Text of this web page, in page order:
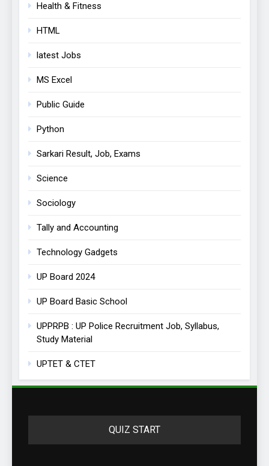
Health & Fitness
HTML
latest Jobs
MS Excel
Public Guide
Python
Sarkari Result, Job, Exams
Science
Sociology
Tally and Accounting
Technology Gadgets
UP Board 2024
UP Board Basic School
UPPRPB : UP Police Recruitment Job, Syllabus,
Study Material
UPTET & CTET
QUIZ START